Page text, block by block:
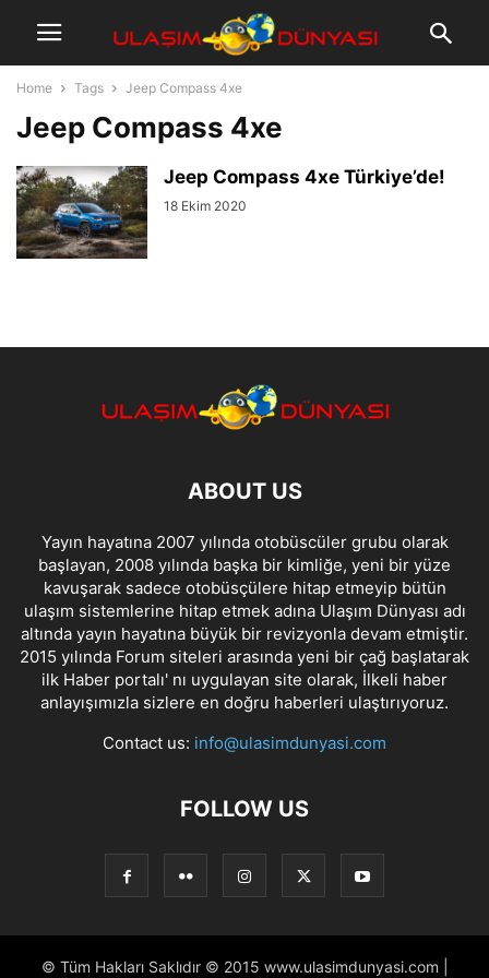
Home Tags Jeep Compass 4xe
Jeep Compass 4xe
Jeep Compass 4xe Türkiye’de!
18 Ekim 2020
ABOUT US
Yayın hayatına 2007 yılında otobüscüler grubu olarak
başlayan, 2008 yılında başka bir kimliğe, yeni bir yüze
kavuşarak sadece otobüsçülere hitap etmeyip bütün
ulaşım sistemlerine hitap etmek adına Ulaşım Dünyası adı
altında yayın hayatına büyük bir revizyonla devam etmiştir.
2015 yılında Forum siteleri arasında yeni bir çağ başlatarak
ilk Haber portalı' nı uygulayan site olarak, İlkeli haber
anlayışımızla sizlere en doğru haberleri ulaştırıyoruz.
Contact us: info@ulasimdunyasi.com
FOLLOW US
© Tüm Hakları Saklıdır © 2015 www.ulasimdunyasi.com |